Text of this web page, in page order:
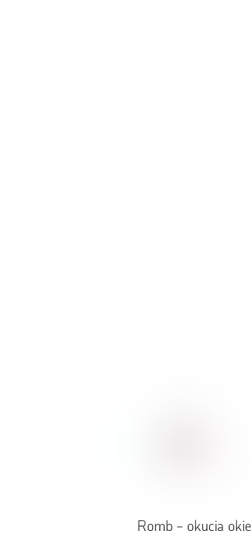
Romb – okucia